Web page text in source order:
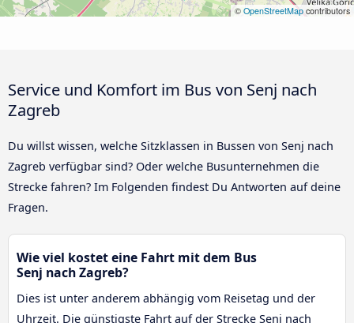
© OpenStreetMap contributors
Service und Komfort im Bus von Senj nach
Zagreb
Du willst wissen, welche Sitzklassen in Bussen von Senj nach
Zagreb verfügbar sind? Oder welche Busunternehmen die
Strecke fahren? Im Folgenden findest Du Antworten auf deine
Fragen.
Wie viel kostet eine Fahrt mit dem Bus
Senj nach Zagreb?
Dies ist unter anderem abhängig vom Reisetag und der
Uhrzeit. Die günstigste Fahrt auf der Strecke Senj nach